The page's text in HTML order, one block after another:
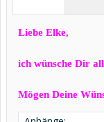
Liebe Elke,
ich wünsche Dir
Mögen Deine